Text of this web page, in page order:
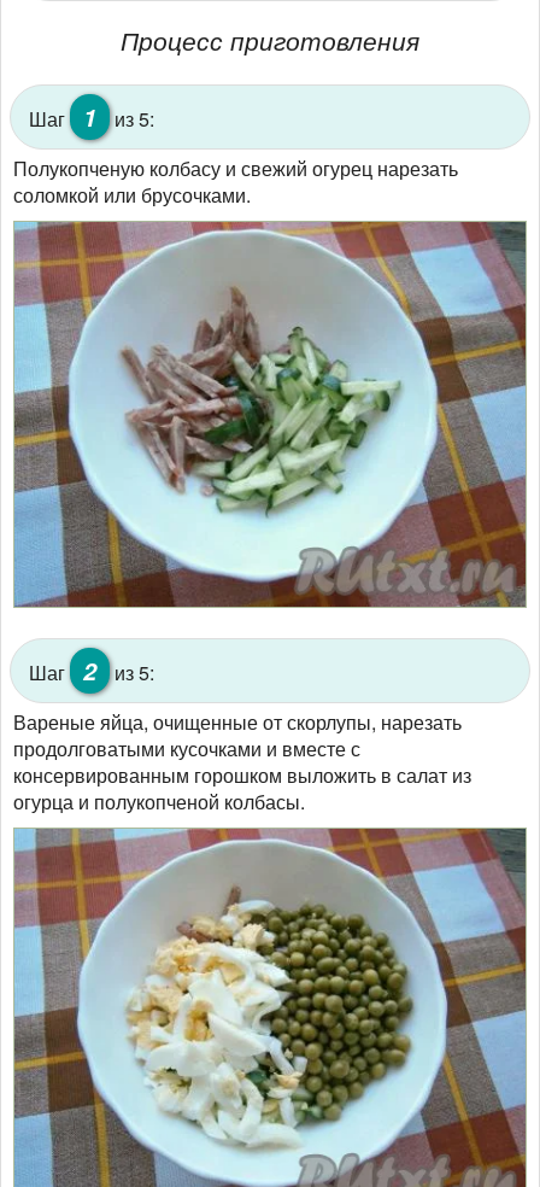
Процесс приготовления
Шаг 1
из 5:
Полукопченую колбасу и свежий огурец нарезать
соломкой или брусочками.
Шаг 2
из 5:
Вареные яйца, очищенные от скорлупы, нарезать
продолговатыми кусочками и вместе с
консервированным горошком выложить в салат из
огурца и полукопченой колбасы.